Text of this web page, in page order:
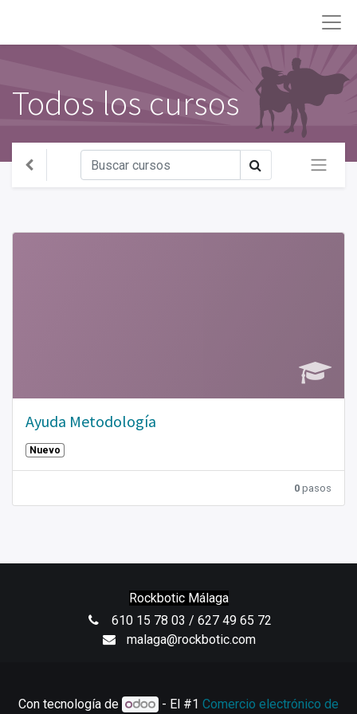
Todos los cursos
Ayuda Metodología
Nuevo
0 pasos
Rockbotic Málaga
610 15 78 03 / 627 49 65 72
malaga@rockbotic.com
Con tecnología de - El #1Comercio electrónico de